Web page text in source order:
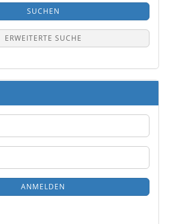
SUCHEN
ERWEITERTE SUCHE
ANMELDEN